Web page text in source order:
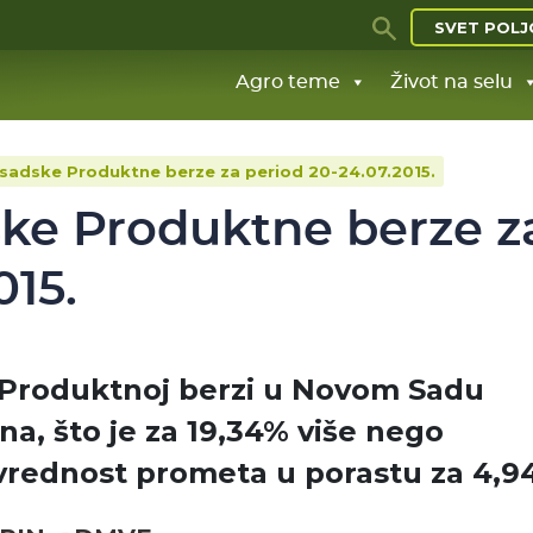
SVET
Agro teme Život na selu
Produktne berze za period 20-24.07.2015.
Produktne berze
berzi u Novom Sadu
što je za 19,34% više nego
prometa u porastu za